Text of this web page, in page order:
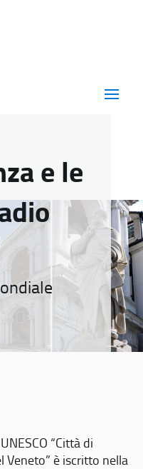
e le
“Città di
Veneto” è iscritto nella